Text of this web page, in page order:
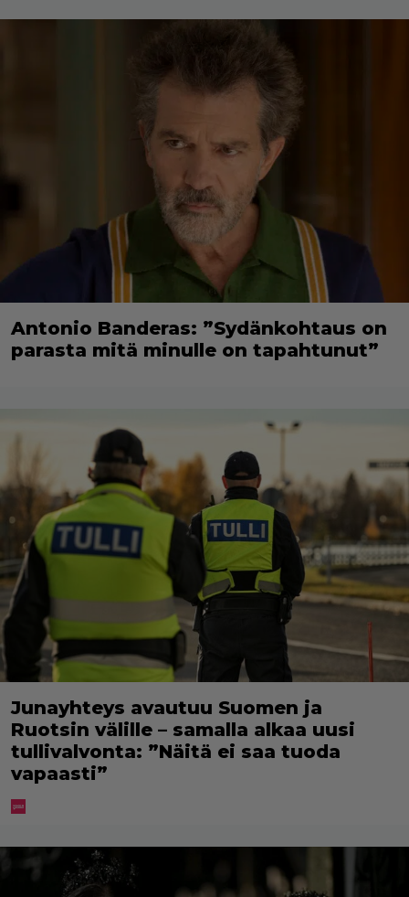
Antonio Banderas: ”Sydänkohtaus on
parasta mitä minulle on tapahtunut”
Junayhteys avautuu Suomen ja
Ruotsin välille – samalla alkaa uusi
tullivalvonta: ”Näitä ei saa tuoda
vapaasti”